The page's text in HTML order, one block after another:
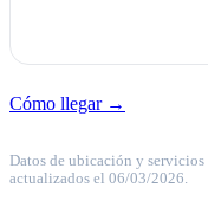
Cómo llegar →
Datos de ubicación y servicios
actualizados el 06/03/2026.